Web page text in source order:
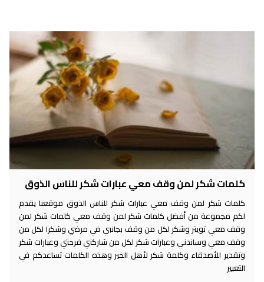
كلمات شكر لمن وقف معي عبارات شكر للناس الذوق
كلمات شكر لمن وقف معي عبارات شكر للناس الذوق موقعنا يقدم
لكم مجموعة من أفضل كلمات شكر لمن وقف معي كلمات شكر لمن
وقف معي تويتر وشكر لكل من وقف بجانبي في مرضي وشكرا لكل من
وقف معي وساندني وعبارات شكر لكل من شاركني فرحتي وعبارات شكر
وتقدير للأصدقاء وكلمة شكر لأهل الخير وهذه الكلمات تساعدكم في
التعبير